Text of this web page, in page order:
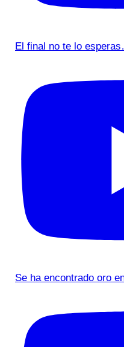
El final no te lo
Se ha encontrado oro